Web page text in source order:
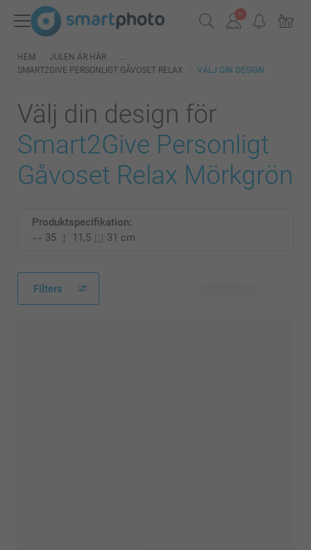
HEM
JULEN ÄR HÄR
SMART2GIVE PERSONLIGT GÅVOSET RELAX
VÄLJ DIN DESIGN
Välj din design för
Smart2Give Personligt
Gåvoset Relax Mörkgrön
Produktspecifikation:
35
11,5 31 cm
Filters